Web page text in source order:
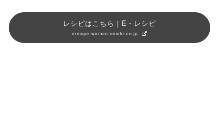
レシピはこちら｜E・レシピ
erecipe.woman.excite.co.jp